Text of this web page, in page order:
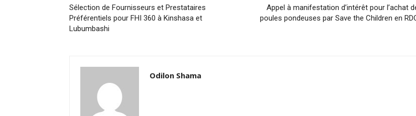
Sélection de Fournisseurs et Prestataires
Préférentiels pour FHI 360 à Kinshasa et
Lubumbashi
Appel à manifestation d’intérêt pour l’achat
poules pondeuses par Save the Children en
Odilon Shama